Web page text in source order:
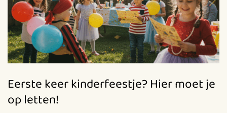
Eerste keer kinderfeestje? Hier moet je
op letten!